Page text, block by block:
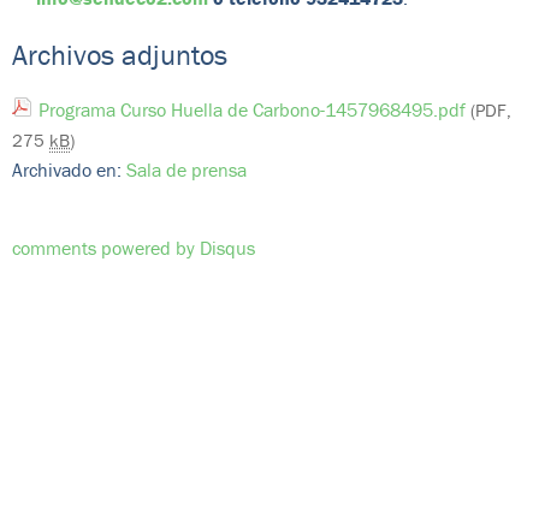
Archivos adjuntos
Programa Curso Huella de Carbono-1457968495.pdf (PDF,
275 kB)
Archivado en: Sala de prensa
comments powered by Disqus